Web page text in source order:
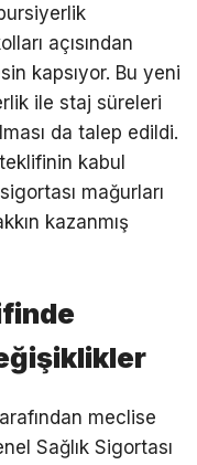
açısından
kapsıyor. Bu yeni
ile staj süreleri
da talep edildi.
kabul
mağurları
kazanmış
meclise
Sağlık Sigortası